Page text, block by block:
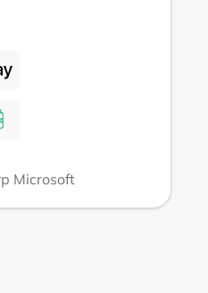
Microsoft